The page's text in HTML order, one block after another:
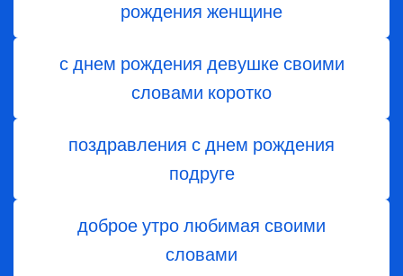
рождения женщине
с днем рождения девушке своими
словами коротко
поздравления с днем рождения
подруге
доброе утро любимая своими
словами